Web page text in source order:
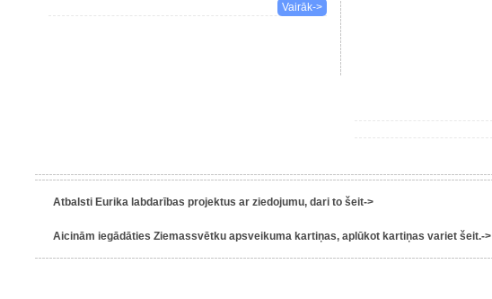
Vairāk->
Atbalsti Eurika labdarības projektus ar ziedojumu, dari to šeit->
Aicinām iegādāties Ziemassvētku apsveikuma kartiņas, aplūkot kartiņas variet šeit.->